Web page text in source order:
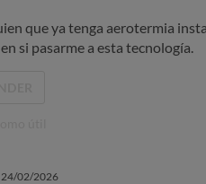
que ya tenga aerotermia
si pasarme a esta tecnología.
24/02/2026